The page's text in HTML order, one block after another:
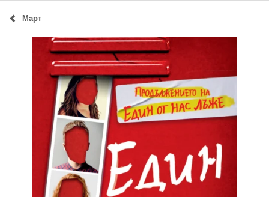
Март